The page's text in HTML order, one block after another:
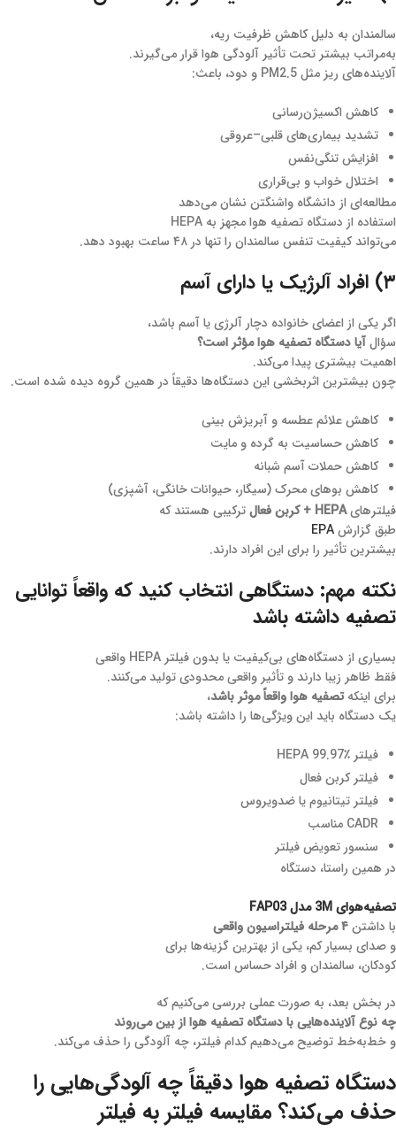
سالمندان به دلیل کاهش ظرفیت ریه،
به‌مراتب بیشتر تحت تأثیر آلودگی هوا قرار می‌گیرند.
آلاینده‌های ریز مثل PM2.5 و دود، باعث:
کاهش اکسیژن‌رسانی
تشدید بیماری‌های قلبی–عروقی
افزایش تنگی‌نفس
اختلال خواب و بی‌قراری
مطالعه‌ای از دانشگاه واشنگتن نشان می‌دهد
استفاده از دستگاه تصفیه هوا مجهز به HEPA
می‌تواند کیفیت تنفس سالمندان را تنها در ۴۸ ساعت بهبود دهد.
۳) افراد آلرژیک یا دارای آسم
اگر یکی از اعضای خانواده دچار آلرژی یا آسم باشد،
سؤالآیا دستگاه تصفیه هوا مؤثر است؟
اهمیت بیشتری پیدا می‌کند.
چون بیشترین اثربخشی این دستگاه‌ها دقیقاً در همین گروه دیده شده است.
کاهش علائم عطسه و آبریزش بینی
کاهش حساسیت به گرده و مایت
کاهش حملات آسم شبانه
کاهش بوهای محرک (سیگار، حیوانات خانگی، آشپزی)
فیلترهایHEPA + کربن فعال
ترکیبی هستند که
طبق گزارشEPA
بیشترین تأثیر را برای این افراد دارند.
نکته مهم: دستگاهی انتخاب کنید که واقعاً توانایی
تصفیه داشته باشد
بسیاری از دستگاه‌های بی‌کیفیت یا بدون فیلتر HEPA واقعی
فقط ظاهر زیبا دارند و تأثیر واقعی محدودی تولید می‌کنند.
برای اینکهتصفیه هوا واقعاً موثر باشد،
یک دستگاه باید این ویژگی‌ها را داشته باشد:
فیلتر HEPA 99.97٪
فیلتر کربن فعال
فیلتر تیتانیوم یا ضدویروس
CADR مناسب
سنسور تعویض فیلتر
در همین راستا، دستگاه
تصفیه‌هوای 3M مدل FAP03
با داشتن۴ مرحله فیلتراسیون واقعی
و صدای بسیار کم، یکی از بهترین گزینه‌ها برای
کودکان، سالمندان و افراد حساس است.
در بخش بعد، به صورت عملی بررسی می‌کنیم که
چه نوع آلاینده‌هایی با دستگاه تصفیه هوا از بین می‌روند
و خط‌به‌خط توضیح می‌دهیم کدام فیلتر، چه آلودگی را حذف می‌کند.
دستگاه تصفیه هوا دقیقاً چه آلودگی‌هایی را
حذف می‌کند؟ مقایسه فیلتر به فیلتر